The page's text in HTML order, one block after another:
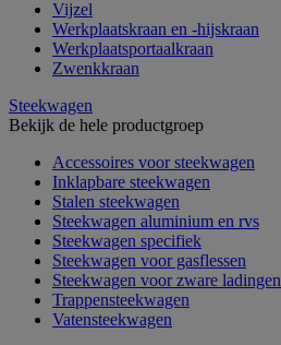
Vijzel
Werkplaatskraan en -hijskraan
Werkplaatsportaalkraan
Zwenkkraan
Steekwagen
Bekijk de hele productgroep
Accessoires voor steekwagen
Inklapbare steekwagen
Stalen steekwagen
Steekwagen aluminium en rvs
Steekwagen specifiek
Steekwagen voor gasflessen
Steekwagen voor zware ladingen
Trappensteekwagen
Vatensteekwagen